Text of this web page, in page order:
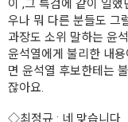
이 ,그 특검에 같이 일
우나 뭐 다른 분들도 그
과장도 소위 말하는 윤
윤석열에게 불리한 내
면 윤석열 후보한테는
잖아요.
◇최정규 : 네 맞습니다.